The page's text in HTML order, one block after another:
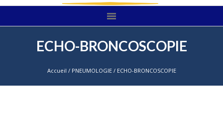
ECHO-BRONCOSCOPIE
Accueil / PNEUMOLOGIE/ ECHO-BRONCOSCOPIE